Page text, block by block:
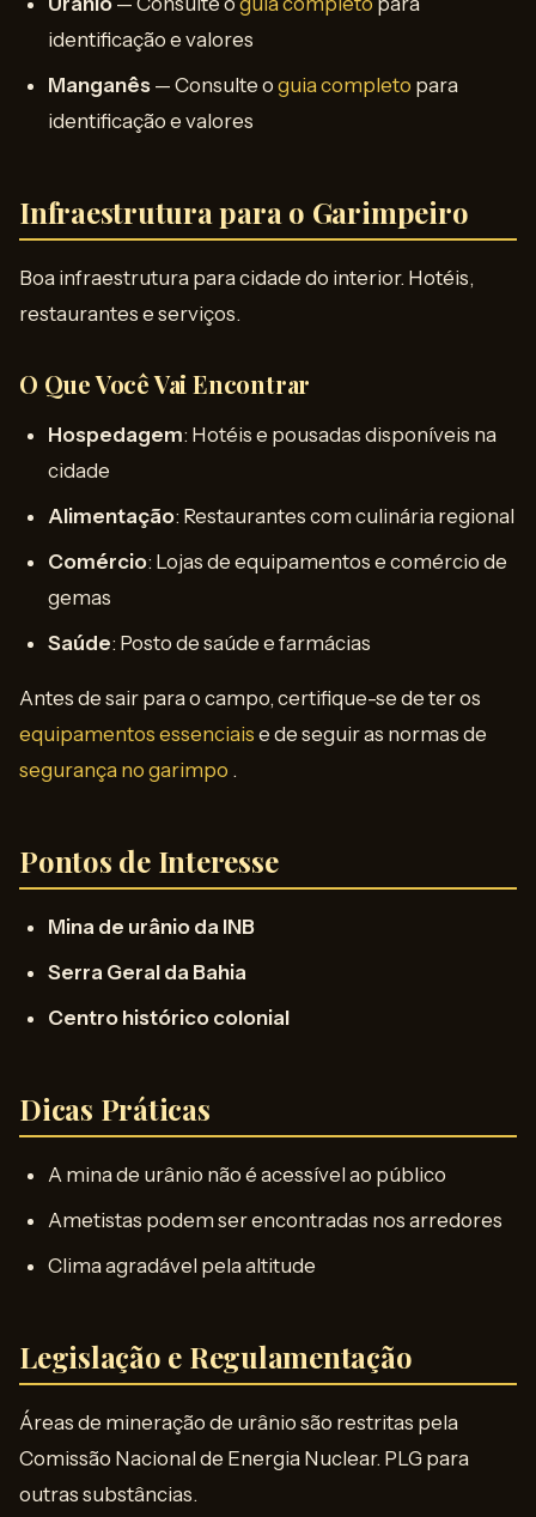
identificação e valores
Manganês — Consulte o guia completo para
identificação e valores
Infraestrutura para o Garimpeiro
Boa infraestrutura para cidade do interior. Hotéis,
restaurantes e serviços.
O Que Você Vai Encontrar
Hospedagem: Hotéis e pousadas disponíveis na
cidade
Alimentação: Restaurantes com culinária regional
Comércio: Lojas de equipamentos e comércio de
gemas
Saúde: Posto de saúde e farmácias
Antes de sair para o campo, certifique-se de ter os
equipamentos essenciais e de seguir as normas de
segurança no garimpo .
Pontos de Interesse
Mina de urânio da INB
Serra Geral da Bahia
Centro histórico colonial
Dicas Práticas
A mina de urânio não é acessível ao público
Ametistas podem ser encontradas nos arredores
Clima agradável pela altitude
Legislação e Regulamentação
Áreas de mineração de urânio são restritas pela
Comissão Nacional de Energia Nuclear. PLG para
outras substâncias.